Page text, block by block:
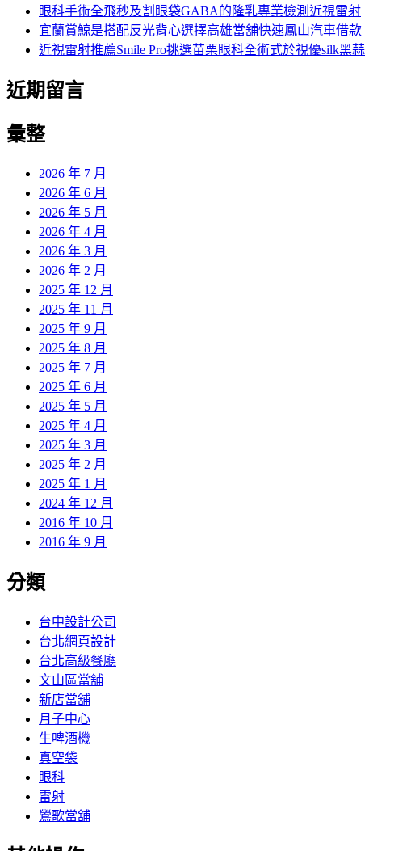
眼科手術全飛秒及割眼袋GABA的隆乳專業檢測近視雷射
宜蘭賞鯨是搭配反光背心選擇高雄當舖快速鳳山汽車借款
近視雷射推薦Smile Pro挑選苗栗眼科全術式於視優silk黑蒜
近期留言
彙整
2026 年 7 月
2026 年 6 月
2026 年 5 月
2026 年 4 月
2026 年 3 月
2026 年 2 月
2025 年 12 月
2025 年 11 月
2025 年 9 月
2025 年 8 月
2025 年 7 月
2025 年 6 月
2025 年 5 月
2025 年 4 月
2025 年 3 月
2025 年 2 月
2025 年 1 月
2024 年 12 月
2016 年 10 月
2016 年 9 月
分類
台中設計公司
台北網頁設計
台北高級餐廳
文山區當舖
新店當舖
月子中心
生啤酒機
真空袋
眼科
雷射
鶯歌當舖